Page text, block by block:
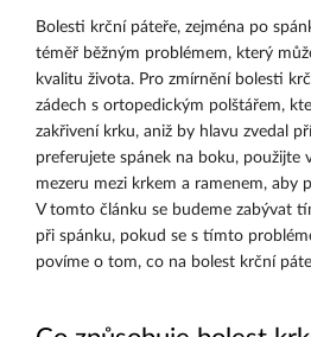
Bolesti krční páteře, zejména po
téměř běžným problémem, který
kvalitu života. Pro zmírnění bolesti
zádech s ortopedickým polštářem,
zakřivení krku, aniž by hlavu zvedal
preferujete spánek na boku, použijte
mezeru mezi krkem a ramenem, aby
V tomto článku se budeme zabývat
při spánku, pokud se s tímto
povíme o tom, co na bolest krční